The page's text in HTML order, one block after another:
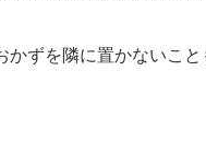
かずを隣に置かないこと